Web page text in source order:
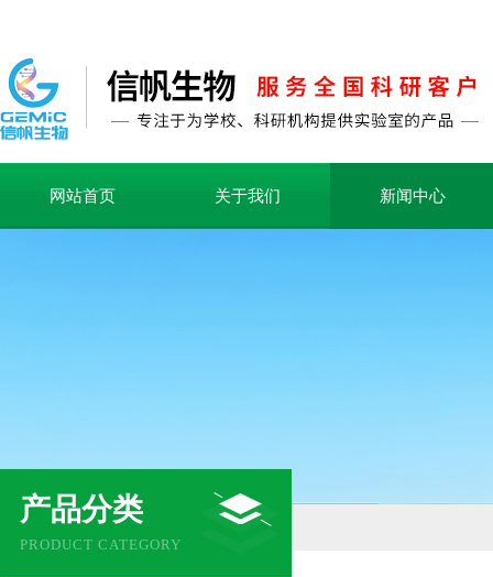
网站首页 关于我们 新闻中心
产品分类
PRODUCT CATEGORY